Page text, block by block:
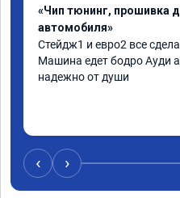
«Чип тюнинг, прошивка
автомобиля»
Стейдж1 и евро2 все
Машина едет бодро Ауди
надежно от души
‹ ›